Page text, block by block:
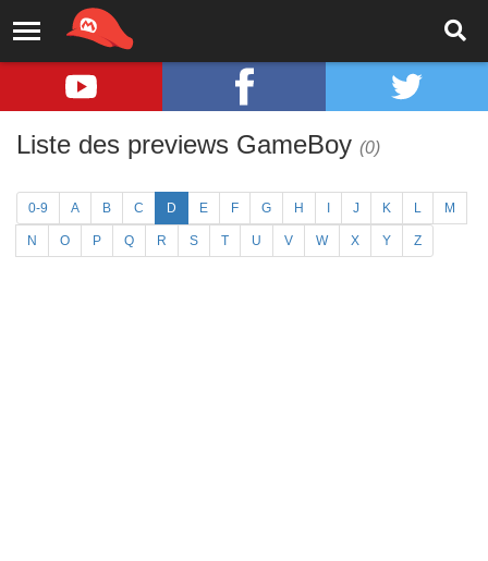
Liste des previews GameBoy (0)
0-9 A B C D E F G H J K L M
N O P Q R S T U V W X Y Z